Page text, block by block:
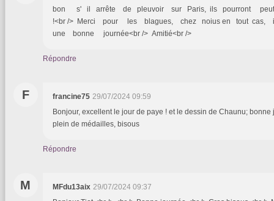
bon s' il arrête de pleuvoir sur Paris, ils pourront
!<br /> Merci pour les blagues, chez noius en tout cas, il
une bonne journée<br /> Amitié<br />
Répondre
F francine75 29/07/2024 09:59
Bonjour, excellent le jour de paye ! et le dessin de Chaunu;
plein de médailles, bisous
Répondre
M MFdu13aix 29/07/2024 09:37